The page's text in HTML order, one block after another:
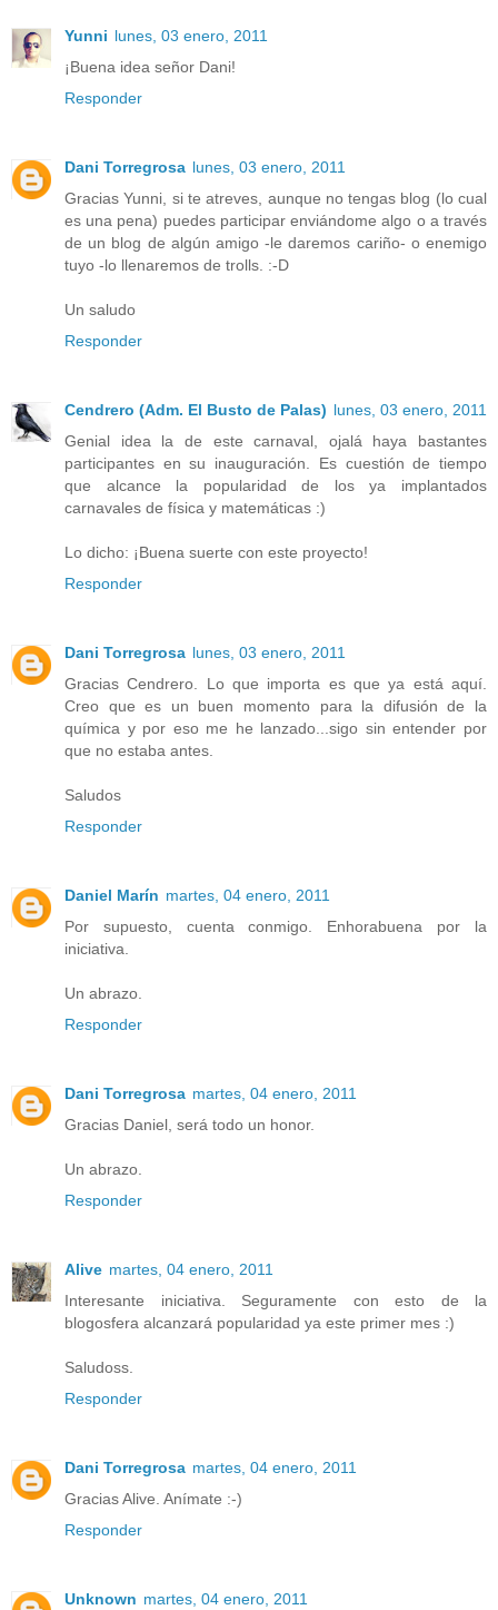
Yunni lunes, 03 enero, 2011
¡Buena idea señor Dani!
Responder
Dani Torregrosa lunes, 03 enero, 2011
Gracias Yunni, si te atreves, aunque no tengas blog (lo cual
es una pena) puedes participar enviándome algo o a través
de un blog de algún amigo -le daremos cariño- o enemigo
tuyo -lo llenaremos de trolls. :-D
Un saludo
Responder
Cendrero (Adm. El Busto de Palas) lunes, 03 enero, 2011
Genial idea la de este carnaval, ojalá haya bastantes
participantes en su inauguración. Es cuestión de tiempo
que alcance la popularidad de los ya implantados
carnavales de física y matemáticas :)
Lo dicho: ¡Buena suerte con este proyecto!
Responder
Dani Torregrosa lunes, 03 enero, 2011
Gracias Cendrero. Lo que importa es que ya está aquí.
Creo que es un buen momento para la difusión de la
química y por eso me he lanzado...sigo sin entender por
que no estaba antes.
Saludos
Responder
Daniel Marín martes, 04 enero, 2011
Por supuesto, cuenta conmigo. Enhorabuena por la
iniciativa.
Un abrazo.
Responder
Dani Torregrosa martes, 04 enero, 2011
Gracias Daniel, será todo un honor.
Un abrazo.
Responder
Alive martes, 04 enero, 2011
Interesante iniciativa. Seguramente con esto de la
blogosfera alcanzará popularidad ya este primer mes :)
Saludoss.
Responder
Dani Torregrosa martes, 04 enero, 2011
Gracias Alive. Anímate :-)
Responder
Unknown martes, 04 enero, 2011